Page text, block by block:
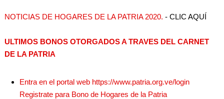
do
NOTICIAS DE HOGARES DE LA PATRIA 2020. - CLIC AQUÍ
ULTIMOS BONOS OTORGADOS A TRAVES DEL CARNET
DE LA PATRIA
Entra en el portal web https://www.patria.org.ve/login
Registrate para Bono de Hogares de la Patria